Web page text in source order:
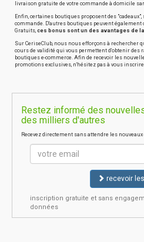
livraison gratuite de votre commande à domicile
Enfin, certaines boutiques proposent des
commande. D'autres boutiques peuvent
Gratuits, ces bonus sont un des avantages de
Sur CeriseClub, nous nous efforçons à rechercher
cours de validité qui vous permettent d'obtenir des
boutiques e-commerce. Afin de recevoir les
promotions exclusives, n'hésitez pas à vous
Restez informé des
des milliers d'autres
Recevez directement sans attendre les
recevoir
inscription gratuite et sans
données